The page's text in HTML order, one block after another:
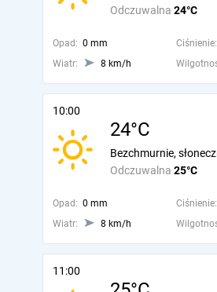
Odczuwalna 24°C
Opad: 0 mm Ciśnienie:
Wiatr:
8 km/h
10:00
24°C
Odczuwalna 25°C
Bezchmurnie,
Opad: 0 mm Ciśnienie:
Wiatr:
8 km/h
11:00